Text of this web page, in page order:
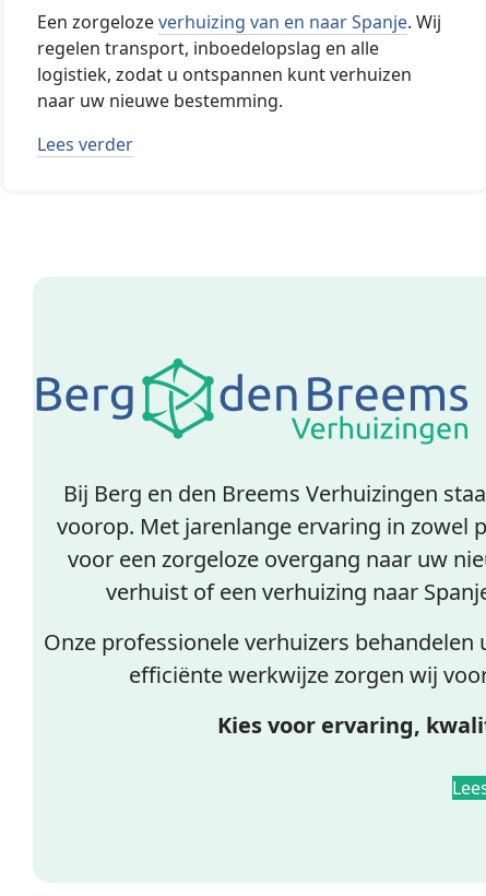
Een zorgelozeverhuizing van en naar Spanje. Wij
regelen transport, inboedelopslag en alle
logistiek, zodat u ontspannen kunt verhuizen
naar uw nieuwe bestemming.
Lees verder
Bij Berg en den Breems Verhuizingen
voorop. Met jarenlange ervaring in zowel
voor een zorgeloze overgang naar uw
verhuist of een verhuizing naar
Onze professionele verhuizers
efficiënte werkwijze zorgen wij
Kies voor ervaring,